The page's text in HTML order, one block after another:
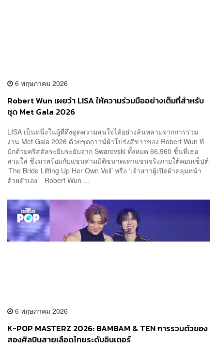
6 พฤษภาคม 2026
Robert Wun เผยว่า LISA ให้ความร่วมมืออย่างเต็มที่สำหรับ
ชุด Met Gala 2026
LISA เป็นหนึ่งในผู้ที่ดึงดูดความสนใจได้อย่างล้นหลามจากการร่วม
งาน Met Gala 2026 ด้วยชุดกาวน์ผ้าโปร่งสีขาวของ Robert Wun ที่
ปักด้วยคริสตัลระยิบระยับจาก Swarovski ทั้งหมด 66,960 ชิ้นที่เธอ
สวมใส่ ซึ่งมาพร้อมกับแขนสามมิติขนาดเท่าแขนจริงภายใต้คอนเซ็ปต์
‘The Bride Lifting Up Her Own Veil’ หรือ ‘เจ้าสาวผู้เปิดผ้าคลุมหน้า
ด้วยตัวเอง’ Robert Wun ...
6 พฤษภาคม 2026
K-POP MASTERZ 2026: BAMBAM & TEN การรวมตัวของ
สองศิลปินสายเลือดไทยระดับอินเตอร์